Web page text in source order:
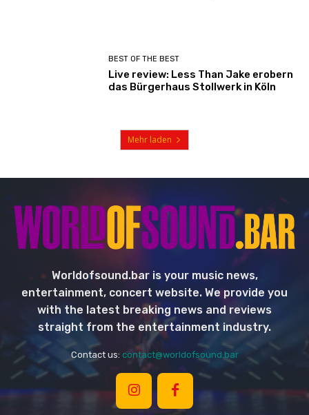
BEST OF THE BEST
Live review: Less Than Jake erobern
das Bürgerhaus Stollwerk in Köln
Mehr laden
Worldofsound.bar is your music news,
entertainment, concert website. We provide you
with the latest breaking news and reviews
straight from the entertainment industry.
Contact us: contact@worldofsound.bar